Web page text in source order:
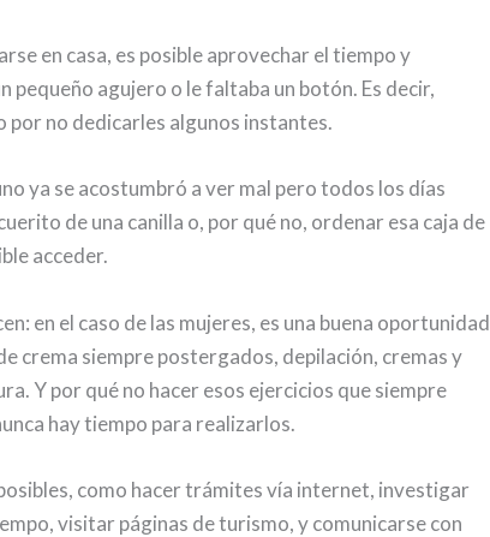
en casa, es posible aprovechar el tiempo y
agujero o le faltaba un botón. Es decir,
por no dedicarles algunos instantes.
ya se acostumbró a ver mal pero todos los días
de una canilla o, por qué no, ordenar esa caja de
acceder.
en el caso de las mujeres, es una buena oportunidad
crema siempre postergados, depilación, cremas y
Y por qué no hacer esos ejercicios que siempre
hay tiempo para realizarlos.
como hacer trámites vía internet, investigar
visitar páginas de turismo, y comunicarse con